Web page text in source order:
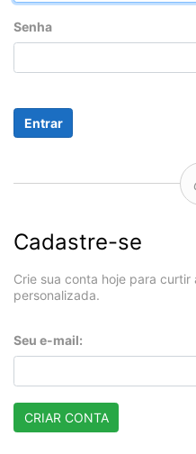
Senha
Cadastre-se
Crie sua conta hoje para
personalizada.
Seu e-mail:
CRIAR CONTA